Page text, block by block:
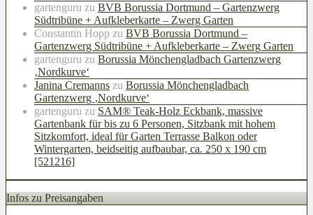
gartenguru zu BVB Borussia Dortmund – Gartenzwerg
Südtribüne + Aufkleberkarte – Zwerg Garten
Constantin Hopp zu BVB Borussia Dortmund –
Gartenzwerg Südtribüne + Aufkleberkarte – Zwerg Garten
gartenguru zu Borussia Mönchengladbach Gartenzwerg
‚Nordkurve‘
Janina Cremanns zu Borussia Mönchengladbach
Gartenzwerg ‚Nordkurve‘
gartenguru zu SAM® Teak-Holz Eckbank, massive
Gartenbank für bis zu 6 Personen, Sitzbank mit hohem
Sitzkomfort, ideal für Garten Terrasse Balkon oder
Wintergarten, beidseitig aufbaubar, ca. 250 x 190 cm
[521216]
Infos zu Preisangaben